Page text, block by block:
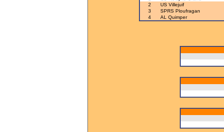
2
US Villejuif
3
SPRS Ploufragan
4
AL Quimper